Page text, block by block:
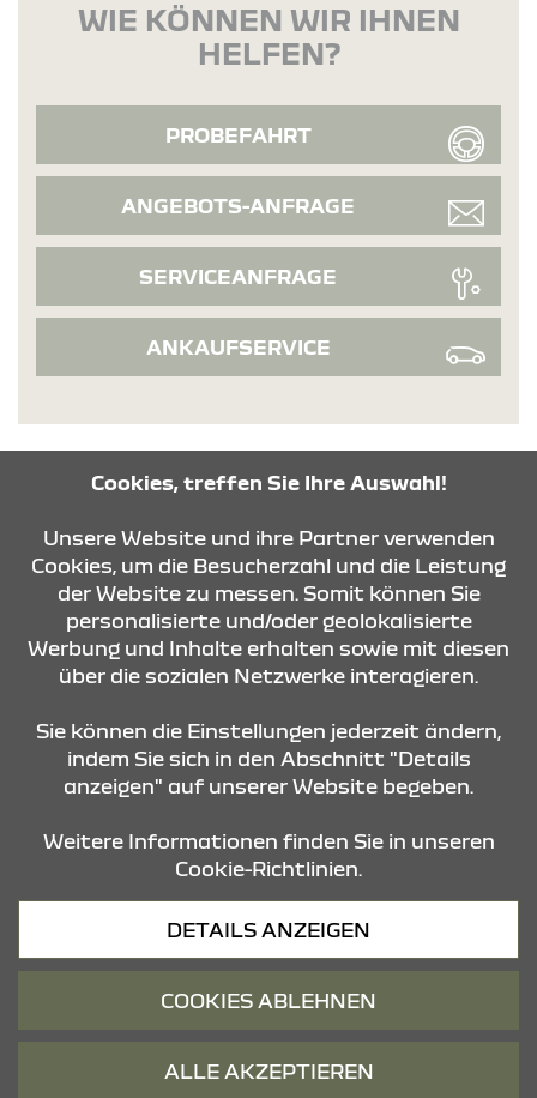
WIE KÖNNEN WIR IHNEN
HELFEN?
PROBEFAHRT
ANGEBOTS-ANFRAGE
SERVICEANFRAGE
ANKAUFSERVICE
ÖFFNUNGSZEITEN
Datenschutz
© 2026 Dacia
Cookies, treffen Sie Ihre Auswahl!
Unsere Website und ihre Partner verwenden
Cookies, um die Besucherzahl und die Leistung
der Website zu messen. Somit können Sie
personalisierte und/oder geolokalisierte
Werbung und Inhalte erhalten sowie mit diesen
über die sozialen Netzwerke interagieren.
Sie können die Einstellungen jederzeit ändern,
indem Sie sich in den Abschnitt "Details
anzeigen" auf unserer Website begeben.
Weitere Informationen finden Sie in unseren
Cookie-Richtlinien.
DETAILS ANZEIGEN
COOKIES ABLEHNEN
ALLE AKZEPTIEREN